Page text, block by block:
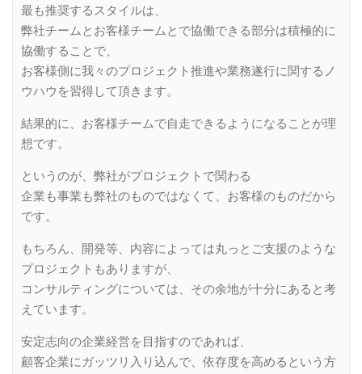
最も推奨するスタイルは、
弊社チームとお客様チームとで協働できる部分は積極的に
協働することで、
お客様側に我々のプロジェクト推進や業務遂行に関するノ
ウハウを習得して頂きます。
結果的に、お客様チームで自走できるようになることが理
想です。
というのが、弊社がプロジェクトで関わる
企業も事業も弊社のものではなくて、お客様のものだから
です。
もちろん、開発等、内容によっては丸っとご支援のような
プロジェクトもありますが、
コンサルティングについては、その余地が十分にあると考
えています。
安定志向の企業経営を目指すのであれば、
顧客企業にガッツリ入り込んで、依存度を高めるという方